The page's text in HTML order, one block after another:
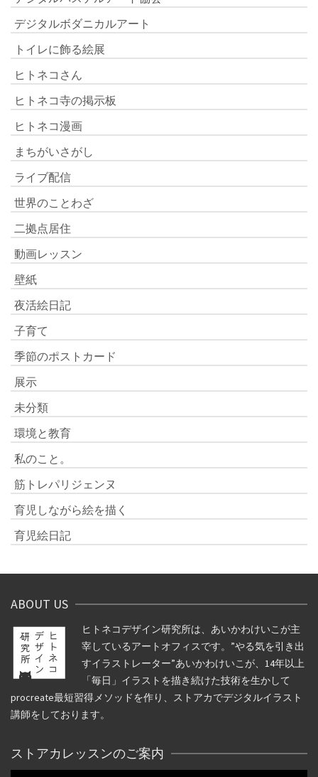
デジタルボダニカルアート
トイレに飾る絵展
ヒトネコさん
ヒトネコ寺の掲示板
ヒトネコ漫画
まちがいさがし
ライブ配信
世界のことわざ
二拠点居住
動画レッスン
壁紙
夜活絵日記
子育て
季節のポストカード
展示
未分類
環境と教育
私のこと。
筋トレパリジェンヌ
育児しながら絵を描く
育児絵日記
ABOUT US
ヒトネコデザイン研究所は、あいかわけいこが主
宰しているアートオフィスです。”やる気を引き出
すイラストレーター”あいかわけいこが、14年以上
「毎日」イラストを描き続けた技術を生かして
procreate最短習得メソッドを作り、ストアカでデジタルイラスト
講師をしております。
ストアカレッスンのご案内